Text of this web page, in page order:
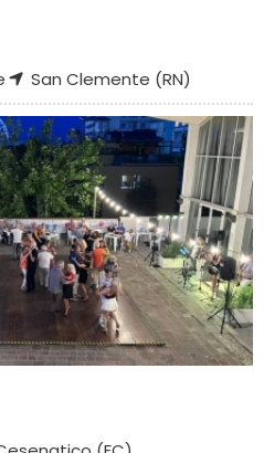
San Clemente (RN)